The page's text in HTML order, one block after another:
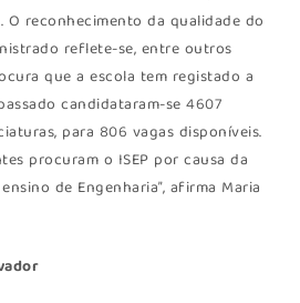
reconhecimento da qualidade do
reflete-se, entre outros
que a escola tem registado a
candidataram-se 4607
para 806 vagas disponíveis.
procuram o ISEP por causa da
de Engenharia”, afirma Maria